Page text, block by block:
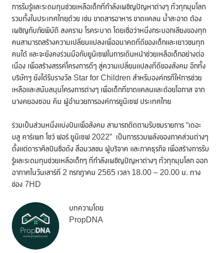
การรับรู้และระดมทุนช่วยเหลือเด็กที่กำลังเผชิญปัญหาต่างๆ ทั่วทุกมุมโลก
รวมทั้งในประเทศไทยด้วย เช่น ขาดสารอาหาร ขาดแคลน น้ำสะอาด ต้อง
เผชิญกับภัยพิบัติ สงคราม โรคระบาด โดยเชื่อว่าหนึ่งกระบอกเสียงของทุก
คนสามารถสร้างความเปลี่ยนแปลงเพื่ออนาคตที่ดีของเด็กและเยาวชนทุก
คนได้ และจะยังคงร่วมมือกับยูนิเซฟในการเดินหน้าช่วยเหลือเด็กอย่างต่อ
เนื่อง เพื่อสร้างสรรค์โครงการดีๆ สู่ความเปลี่ยนแปลงที่ดีของสังคม อีกทั้ง
บริษัทฯ ยังได้รับรางวัล Star for Children สำหรับองค์กรที่ให้การช่วย
เหลือและสนับสนุนโครงการต่างๆ เพื่อเด็กที่ขาดแคลนและด้อยโอกาส จาก
นางคยองซอน คิม ผู้อำนวยการองค์การยูนิเซฟ ประเทศไทย
ร่วมเป็นส่วนหนึ่งแบ่งปันเพื่อสังคม สามารถติดตามรับชมรายการ “เดอะ
บลู คาร์เพท โชว์ ฟอร์ ยูนิเซฟ 2022” เป็นการรวมพลังของภาคส่วนต่างๆ
ตั้งแต่ดาราศิลปินชื่อดัง สื่อมวลชน ผู้บริจาค และภาคธุรกิจ เพื่อสร้างการรับ
รู้และระดมทุนช่วยเหลือเด็กๆ ที่กำลังเผชิญปัญหาต่างๆ ทั่วทุกมุมโลก ออก
อากาศในวันเสาร์ที่ 2 กรกฎาคม 2565 เวลา 18.00 – 20.00 น. ทาง
ช่อง 7HD
บทความโดย
PropDNA